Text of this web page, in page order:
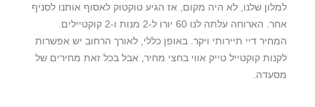
למלון שלנו, לא היה מקום, אז הגיע טוקטוק לאסוף אותנו לסניף
אחר. הארוחה עלתה לנו 60 יורו ל-2 מנות ו-2 קוקטיילים.
המחיר דיי תיירותי ויקר. באופן כללי, לאורך הרחוב יש אפשרות
לקנות קוקטייל טייק אווי בחצי מחיר, אבל בכל זאת מחירים של
מסעדה.